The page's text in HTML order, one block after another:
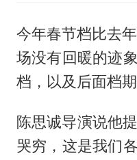
今年春节档比去
场没有回暖的迹
档，以及后面档期
陈思诚导演说他
哭穷，这是我们